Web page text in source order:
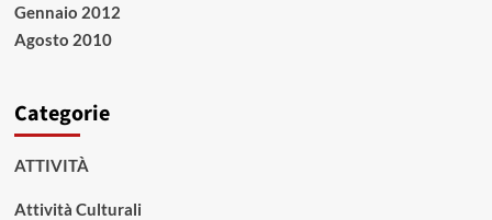
Gennaio 2012
Agosto 2010
Categorie
ATTIVITÀ
Attività Culturali